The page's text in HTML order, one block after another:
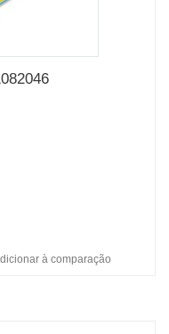
à comparação